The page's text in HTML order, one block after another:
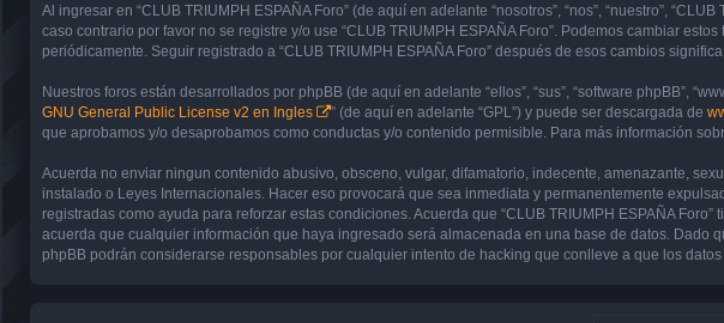
Al ingresar en “CLUB TRIUMPH ESPAÑA Foro” (de aquí en adelante “nosotros”, “nos”, “nuestro”,
caso contrario por favor no se registre y/o use “CLUB TRIUMPH ESPAÑA Foro”. Podemos cambiar
periódicamente. Seguir registrado a “CLUB TRIUMPH ESPAÑA Foro” después de esos cambios
Nuestros foros están desarrollados por phpBB (de aquí en adelante “ellos”, “sus”, “software phpBB”,
GNU General Public License v2 en Ingles
” (de aquí en adelante “GPL”) y puede ser descargada de
que aprobamos y/o desaprobamos como conductas y/o contenido permisible. Para más información
Acuerda no enviar ningun contenido abusivo, obsceno, vulgar, difamatorio, indecente, amenazante,
instalado o Leyes Internacionales. Hacer eso provocará que sea inmediata y permanentemente
registradas como ayuda para reforzar estas condiciones. Acuerda que “CLUB TRIUMPH ESPAÑA
acuerda que cualquier información que haya ingresado será almacenada en una base de datos. Dado
phpBB podrán considerarse responsables por cualquier intento de hacking que conlleve a que los